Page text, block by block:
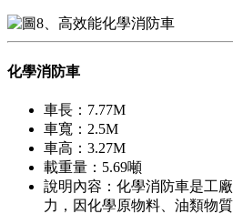
化學消防車
車長：7.77M
車寬：2.5M
車高：3.27M
載重量：5.69噸
說明內容：化學消防車是工
力，因化學原物料、油類物